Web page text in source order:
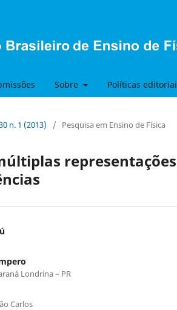
Sobre Políticas
n. 1 (2013) / Pesquisa em Ensino de Física
Londrina – PR
Carlos